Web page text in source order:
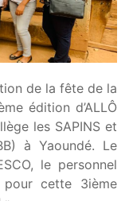
de la fête de la
édition d’ALLÔ
les SAPINS et
à Yaoundé. Le
le personnel
pour cette 3ième